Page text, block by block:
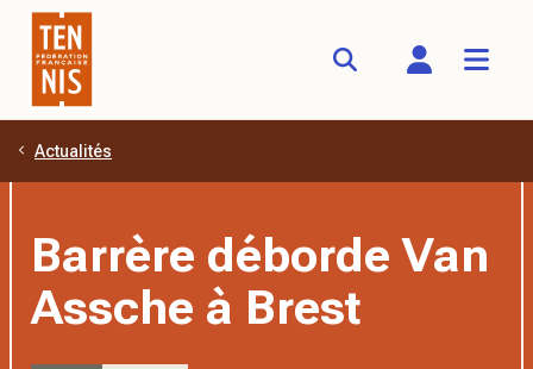
Aller au contenu principal
Actualités
Barrère déborde Van
Assche à Brest